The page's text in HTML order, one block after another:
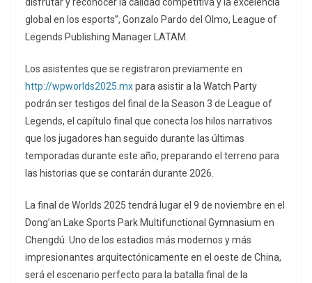
global en los esports”, Gonzalo Pardo del Olmo, League of
Legends Publishing Manager LATAM.
Los asistentes que se registraron previamente en
http://wpworlds2025.mxpara asistir a la Watch Party
podrán ser testigos del final de la Season 3 de League of
Legends, el capítulo final que conecta los hilos narrativos
que los jugadores han seguido durante las últimas
temporadas durante este año, preparando el terreno para
las historias que se contarán durante 2026.
La final de Worlds 2025 tendrá lugar el 9 de noviembre en el
Dong’an Lake Sports Park Multifunctional Gymnasium en
Chengdú. Uno de los estadios más modernos y más
impresionantes arquitectónicamente en el oeste de China,
será el escenario perfecto para la batalla final de la